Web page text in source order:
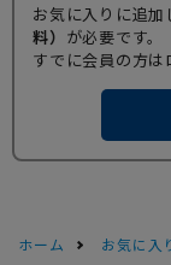
お気に入りに追
料） が必要です。
すでに会員の方は
ホーム お気に入